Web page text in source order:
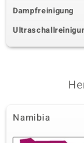
Dampfreinigung
Namibia